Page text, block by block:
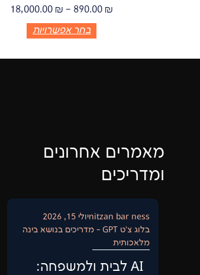
890.00 ₪
–
18,000.00 ₪
בחר אפשרויות
מאמרים אחרונים
ומדריכים
nitzan bar nessיולי 15, 2026
בלוג צ'ט GPT - מדריכים בנושא בינה
מלאכותית
AI לבית ולמשפחה: